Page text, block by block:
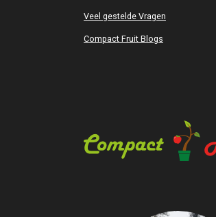
Veel gestelde Vragen
Compact Fruit Blogs